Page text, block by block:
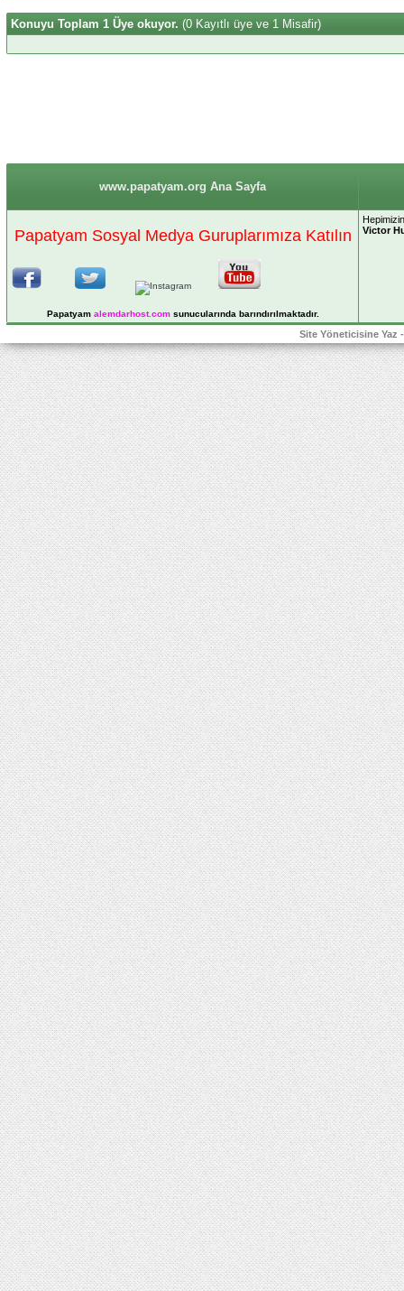
Konuyu Toplam 1 Üye okuyor. (0 Kayıtlı üye ve 1 Misafir)
www.papatyam.org Ana Sayfa
Papatyam Sosyal Medya Guruplarımıza Katılın
Papatyam alemdarhost.comsunucularında barındırılmaktadır.
Victor
Site Yöneticisine Yaz